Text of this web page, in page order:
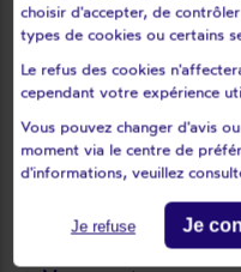
Longnes
Magnanville
Mantes-la-ville
Mareil-le-guyon
Mareil-sur-mauldre
choisir d'accepter, de
types de cookies ou certains
Le refus des cookies
cependant votre expérience
Vous pouvez changer d'avis
moment via le centre de
d'informations, veuillez
Je refuse Je